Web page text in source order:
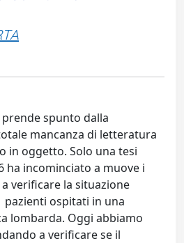
spunto dalla
mancanza di letteratura
in oggetto. Solo una tesi
ha incominciato a muove i
verificare la situazione
pazienti ospitati in una
lombarda. Oggi abbiamo
a verificare se il